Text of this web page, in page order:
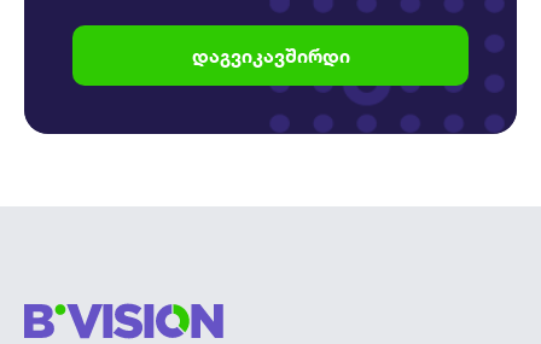
დაგვიკავშირდი